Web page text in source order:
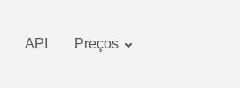
API Preços